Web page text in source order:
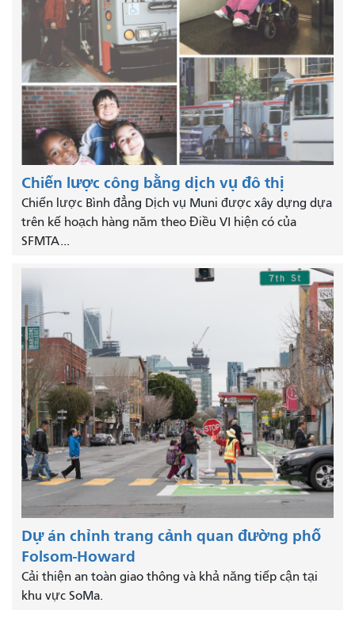
Chiến lược công bằng dịch vụ đô thị
Chiến lược Bình đẳng Dịch vụ Muni được xây dựng dựa
trên kế hoạch hàng năm theo Điều VI hiện có của
SFMTA...
Dự án chỉnh trang cảnh quan đường phố
Folsom-Howard
Cải thiện an toàn giao thông và khả năng tiếp cận tại
khu vực SoMa.